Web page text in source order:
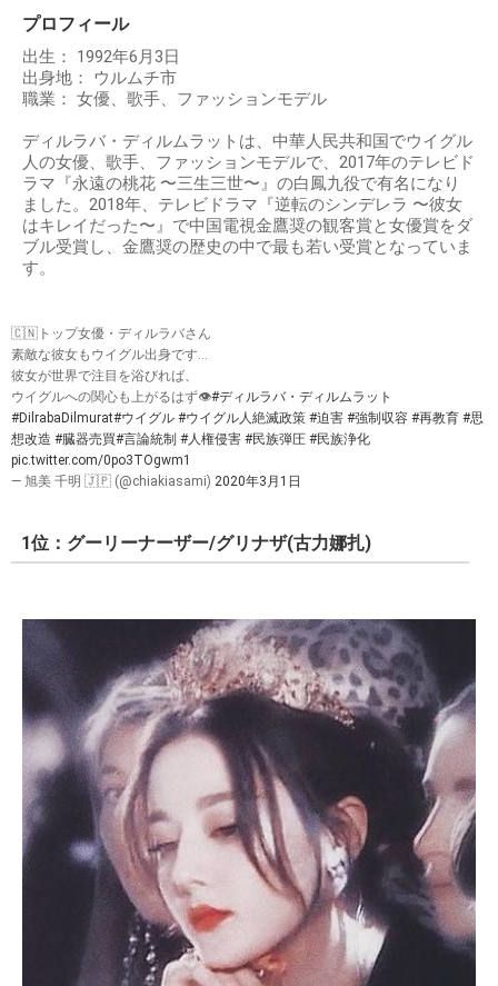
プロフィール
出生： 1992年6月3日
出身地： ウルムチ市
職業： 女優、歌手、ファッションモデル
ディルラバ・ディルムラットは、中華人民共和国でウイグル
人の女優、歌手、ファッションモデルで、2017年のテレビド
ラマ『永遠の桃花 〜三生三世〜』の白鳳九役で有名になり
ました。2018年、テレビドラマ『逆転のシンデレラ 〜彼女
はキレイだった〜』で中国電視金鷹奨の観客賞と女優賞をダ
ブル受賞し、金鷹奨の歴史の中で最も若い受賞となっていま
す。
🇨🇳トップ女優・ディルラバさん
素敵な彼女もウイグル出身です...
彼女が世界で注目を浴びれば、
ウイグルへの関心も上がるはず👁#ディルラバ・ディルムラット
#DilrabaDilmurat#ウイグル #ウイグル人絶滅政策 #迫害 #強制収容 #再教育 #思
想改造 #臓器売買#言論統制 #人権侵害 #民族弾圧 #民族浄化
pic.twitter.com/0po3TOgwm1
— 旭美 千明 🇯🇵 (@chiakiasami) 2020年3月1日
1位：グーリーナーザー/グリナザ(古力娜扎)